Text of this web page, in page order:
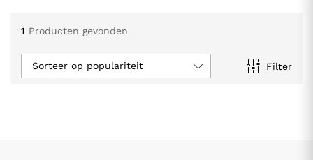
1 Producten gevonden
Filter
Sorteer op populariteit